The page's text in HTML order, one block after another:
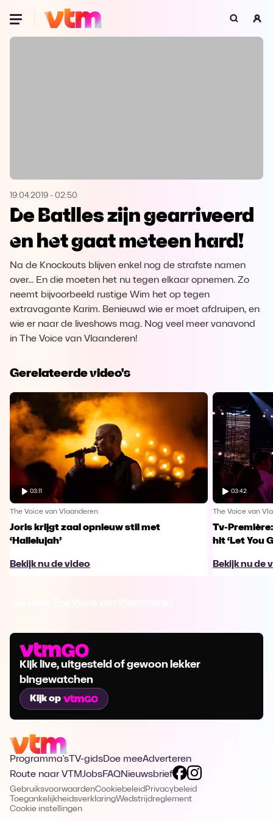
Oeps, browser niet ondersteund
Microsoft Edge Download
Opera Download
19.04.2019 - 02:50
De Batlles zijn gearriveerd
en het gaat meteen hard!
Na de Knockouts blijven enkel nog de strafste namen
over... En die moeten het nu tegen elkaar opnemen. Zo
neemt bijvoorbeeld rustige Wim het op tegen
extravagante Karim. Benieuwd wie er moet afdruipen, en
wie er naar de liveshows mag. Nog veel meer vanavond
in The Voice van Vlaanderen!
Gerelateerde video's
03:11
The Voice van Vlaanderen
Joris krijgt zaal opnieuw stil met
‘Hallelujah’
Bekijk nu de video
03:42
The Voice van
Tv-
hit ‘Let You
Bekijk nu de
Kijk live, uitgesteld of gewoon lekker
bingewatchen
Kijk op
Programma's TV-gidsDoe meeAdverteren
Route naar VTMJobsFAQNieuwsbrief
GebruiksvoorwaardenCookiebeleid Privacybeleid
ToegankelijkheidsverklaringWedstrijdreglement
Cookie instellingen